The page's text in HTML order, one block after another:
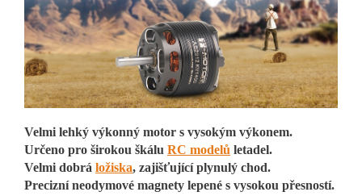
Velmi lehký výkonný motor s vysokým výkonem.
Určeno pro širokou škálu RC modelů letadel.
Velmi dobrá ložiska, zajišťující plynulý chod.
Precizní neodymové magnety lepené s vysokou přesností.